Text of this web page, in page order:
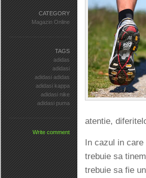
atentie,
In cazul in
trebuie sa
trebuie sa fie
CATEGORY
Magazin Online
TAGS
adidas
adidasi
adidasi adidas
adidasi kappa
adidasi nike
adidasi puma
Write comment